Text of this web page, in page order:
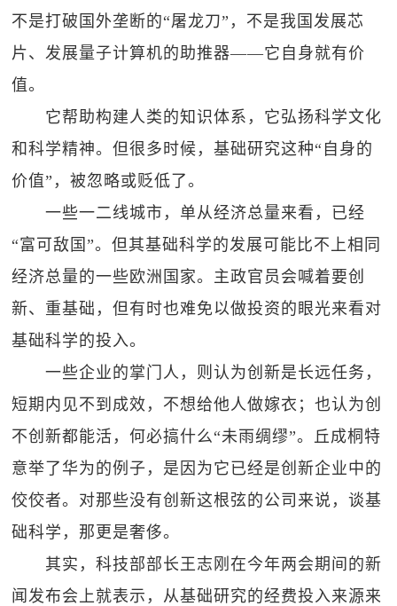
不是打破国外垄断的“屠龙刀”，不是我国发展芯
片、发展量子计算机的助推器——它自身就有价
值。
它帮助构建人类的知识体系，它弘扬科学文化
和科学精神。但很多时候，基础研究这种“自身的
价值”，被忽略或贬低了。
一些一二线城市，单从经济总量来看，已经
“富可敌国”。但其基础科学的发展可能比不上相同
经济总量的一些欧洲国家。主政官员会喊着要创
新、重基础，但有时也难免以做投资的眼光来看对
基础科学的投入。
一些企业的掌门人，则认为创新是长远任务，
短期内见不到成效，不想给他人做嫁衣；也认为创
不创新都能活，何必搞什么“未雨绸缪”。丘成桐特
意举了华为的例子，是因为它已经是创新企业中的
佼佼者。对那些没有创新这根弦的公司来说，谈基
础科学，那更是奢侈。
其实，科技部部长王志刚在今年两会期间的新
闻发布会上就表示，从基础研究的经费投入来源来